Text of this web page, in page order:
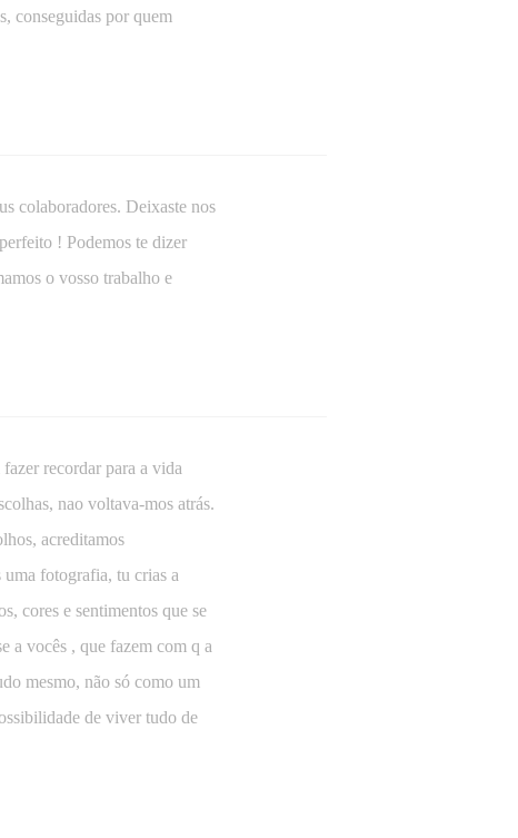
conseguidas por quem
colaboradores. Deixaste nos
! Podemos te dizer
o vosso trabalho e
recordar para a vida
nao voltava-mos atrás.
acreditamos
uma fotografia, tu crias a
cores e sentimentos que se
a vocês , que fazem com q a
mesmo, não só como um
de viver tudo de